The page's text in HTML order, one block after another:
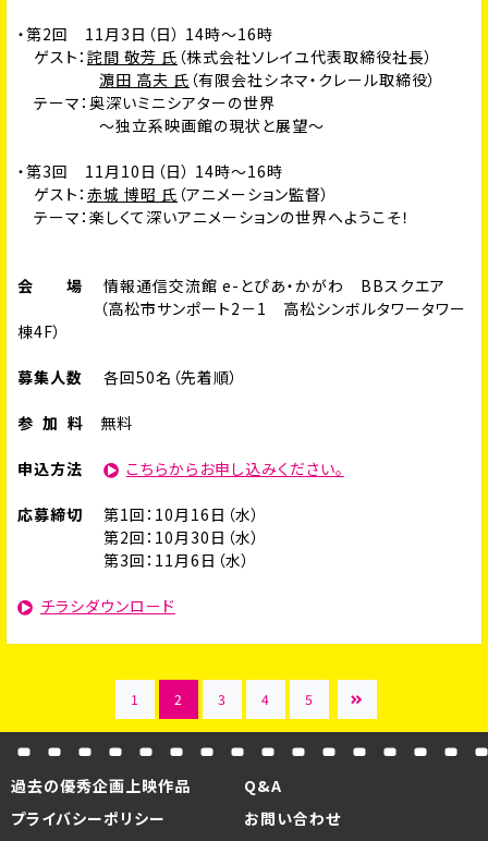
・第2回 11月3日（日） 14時～16時
ゲスト： 詫間 敬芳 氏 （株式会社ソレイユ代表取締役社長）
濵田 高夫 氏 （有限会社シネマ・クレール取締役）
テーマ： 奥深いミニシアターの世界
～独立系映画館の現状と展望～
・第3回 11月10日（日） 14時～16時
ゲスト： 赤城 博昭 氏 （アニメーション監督）
テーマ： 楽しくて深いアニメーションの世界へようこそ！
会 場 情報通信交流館 e-とぴあ・かがわ BBスクエア
（高松市サンポート2－1 高松シンボルタワータワー
棟4F）
募集人数 各回50名（先着順）
参 加 料 無料
申込方法 こちらからお申し込みください。
応募締切 第1回：10月16日（水）
第2回：10月30日（水）
第3回：11月6日（水）
チラシダウンロード
1 2 3 4 5
過去の優秀企画上映作品
Q&A
プライバシーポリシー
お問い合わせ